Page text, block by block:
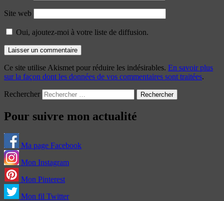
Site web
Oui, ajoutez-moi à votre liste de diffusion.
Ce site utilise Akismet pour réduire les indésirables. En savoir plus
sur la façon dont les données de vos commentaires sont traitées.
Rechercher
Pour suivre mon actualité
Ma page Facebook
Mon Instagram
Mon Pinterest
Mon fil Twitter